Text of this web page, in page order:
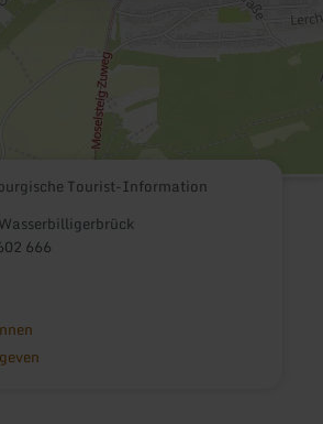
Tourist-Information
666